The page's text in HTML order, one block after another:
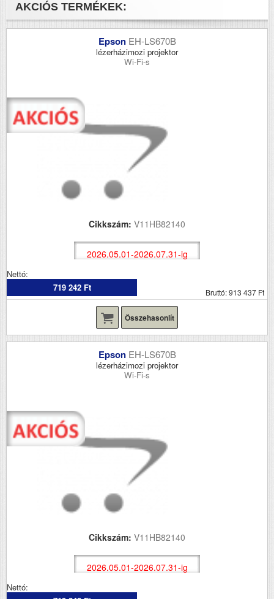
AKCIÓS TERMÉKEK:
Epson EH-LS670B
lézerházimozi projektor
Wi-Fi-s
Cikkszám: V11HB82140
2026.05.01-2026.07.31-ig
Nettó:
719 242 Ft
Bruttó: 913 437 Ft
Összehasonlít
Epson EH-LS670B
lézerházimozi projektor
Wi-Fi-s
Cikkszám: V11HB82140
2026.05.01-2026.07.31-ig
Nettó: